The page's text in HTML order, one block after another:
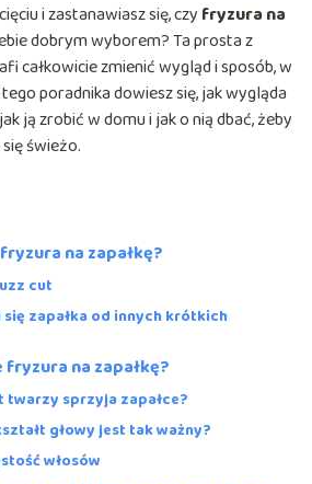
i zastanawiasz się, czy fryzura na
dobrym wyborem? Ta prosta z
całkowicie zmienić wygląd i sposób, w
poradnika dowiesz się, jak wygląda
ją zrobić w domu i jak o nią dbać, żeby
świeżo.
na zapałkę?
cut
się zapałka od innych krótkich
fryzura na zapałkę?
twarzy sprzyja zapałce?
głowy jest tak ważny?
włosów